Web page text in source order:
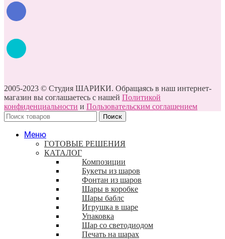
2005-2023 © Студия ШАРИКИ. Обращаясь в наш интернет-
магазин вы соглашаетесь с нашей Политикой
конфиденциальности и Пользовательским соглашением
Поиск
Меню
ГОТОВЫЕ РЕШЕНИЯ
КАТАЛОГ
Композиции
Букеты из шаров
Фонтан из шаров
Шары в коробке
Шары баблс
Игрушка в шаре
Упаковка
Шар со светодиодом
Печать на шарах